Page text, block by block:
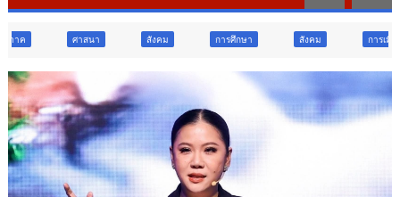
การศึกษา สังคม การเมือง ภูมิภาค